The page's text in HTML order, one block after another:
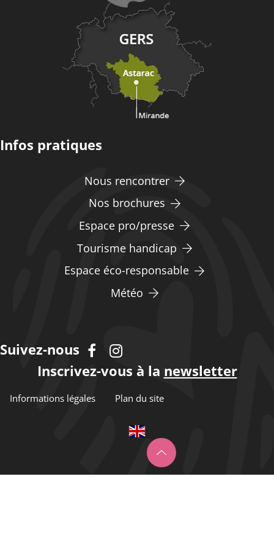
Infos pratiques
Nous rencontrer
Nos brochures
Espace pro/presse
Tourisme handicap
Espace éco-responsable
Météo
Suivez-nous
Inscrivez-vous à la newsletter
Informations légales Plan du site